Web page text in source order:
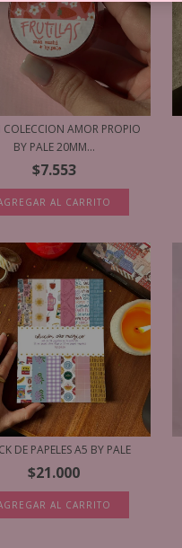
COLECCION AMOR PROPIO
BY PALE 20MM...
$7.553
AL CARRITO
DE PAPELES A5 BY PALE
$21.000
AL CARRITO